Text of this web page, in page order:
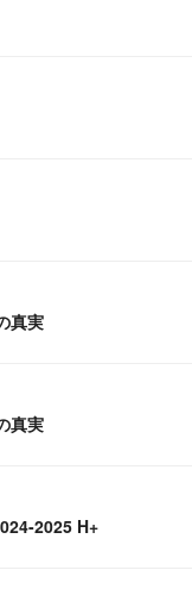
真実
真実
2025 H+